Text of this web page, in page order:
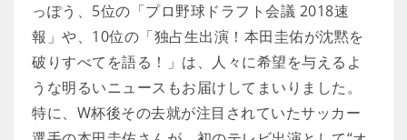
っぽう、5位の「プロ野球ドラフト会議 2018速
報」や、10位の「独占生出演！本田圭佑が沈黙を
破りすべてを語る！」は、人々に希望を与えるよ
うな明るいニュースもお届けしてまいりました。
特に、W杯後その去就が注目されていたサッカー